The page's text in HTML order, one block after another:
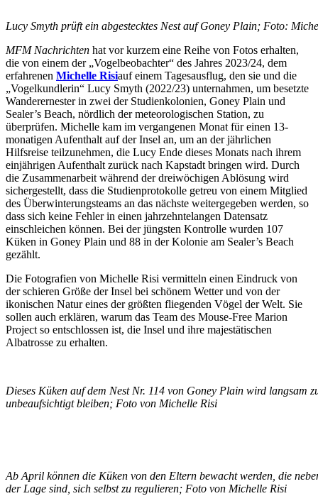
Lucy Smyth prüft ein abgestecktes Nest auf Goney Plain; Foto:
MFM Nachrichten hat vor kurzem eine Reihe von Fotos erhalten,
die von einem der „Vogelbeobachter“ des Jahres 2023/24, dem
erfahrenen Michelle Risiauf einem Tagesausflug, den sie und die
„Vogelkundlerin“ Lucy Smyth (2022/23) unternahmen, um besetzte
Wanderernester in zwei der Studienkolonien, Goney Plain und
Sealer’s Beach, nördlich der meteorologischen Station, zu
überprüfen. Michelle kam im vergangenen Monat für einen 13-
monatigen Aufenthalt auf der Insel an, um an der jährlichen
Hilfsreise teilzunehmen, die Lucy Ende dieses Monats nach ihrem
einjährigen Aufenthalt zurück nach Kapstadt bringen wird. Durch
die Zusammenarbeit während der dreiwöchigen Ablösung wird
sichergestellt, dass die Studienprotokolle getreu von einem Mitglied
des Überwinterungsteams an das nächste weitergegeben werden, so
dass sich keine Fehler in einen jahrzehntelangen Datensatz
einschleichen können. Bei der jüngsten Kontrolle wurden 107
Küken in Goney Plain und 88 in der Kolonie am Sealer’s Beach
gezählt.
Die Fotografien von Michelle Risi vermitteln einen Eindruck von
der schieren Größe der Insel bei schönem Wetter und von der
ikonischen Natur eines der größten fliegenden Vögel der Welt. Sie
sollen auch erklären, warum das Team des Mouse-Free Marion
Project so entschlossen ist, die Insel und ihre majestätischen
Albatrosse zu erhalten.
Dieses Küken auf dem Nest Nr. 114 von Goney Plain wird langsam
unbeaufsichtigt bleiben; Foto von Michelle Risi
Ab April können die Küken von den Eltern bewacht werden, die
der Lage sind, sich selbst zu regulieren; Foto von Michelle Risi